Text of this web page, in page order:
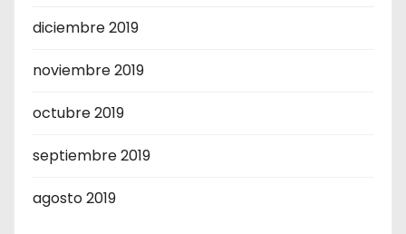
diciembre 2019
noviembre 2019
octubre 2019
septiembre 2019
agosto 2019